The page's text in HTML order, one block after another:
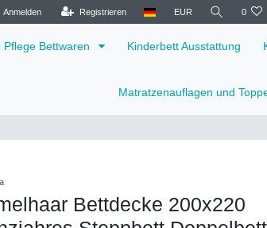
Anmelden Registrieren EUR 0
Pflege Bettwaren Kinderbett Ausstattung
Matratzenauflagen und
Bettdecke 200x220